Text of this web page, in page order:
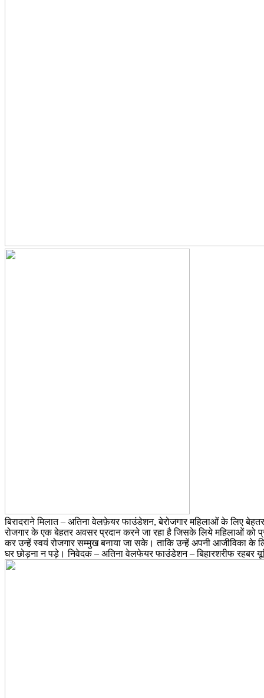
बिरादराने मिलात – अतिना वेलफ़ेयर फाउंडेशन, बेरोजगार महिलाओं के लिए
रोजगार के एक बेहतर अवसर प्रदान करने जा रहा है जिसके लिये महिलाओं को
कर उन्हें स्वयं रोजगार सम्मुख बनाया जा सके। ताकि उन्हें अपनी आजीविका के
घर छोड़ना न पड़े। निवेदक – अतिना वेलफेयर फाउंडेशन – बिहारशरीफ रहबर